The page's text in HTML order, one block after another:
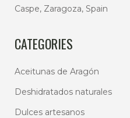
Caspe, Zaragoza, Spain
CATEGORIES
Aceitunas de Aragón
Deshidratados naturales
Dulces artesanos